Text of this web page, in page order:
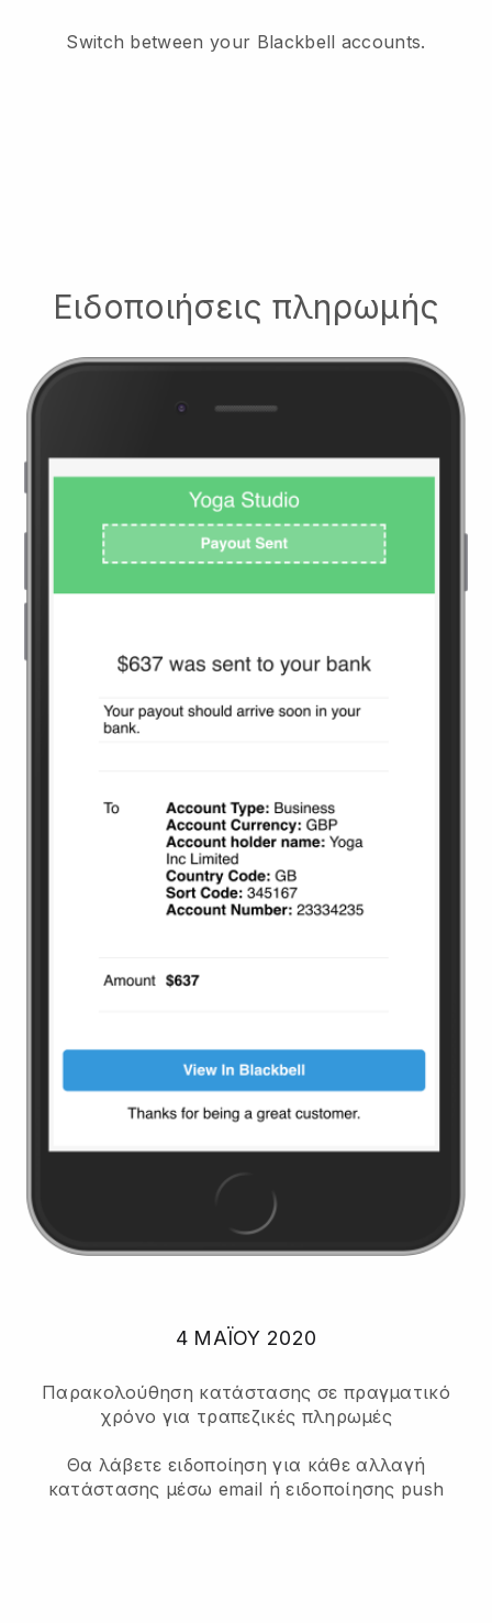
Switch between your Blackbell accounts.
Ειδοποιήσεις πληρωμής
4 ΜΑΪ́ΟΥ 2020
Παρακολούθηση κατάστασης σε πραγματικό
χρόνο για τραπεζικές πληρωμές
Θα λάβετε ειδοποίηση για κάθε αλλαγή
κατάστασης μέσω email ή ειδοποίησης push